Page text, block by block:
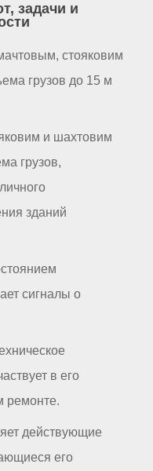
задачи и
стояковим
грузов до 15 м
и шахтовим
грузов,
зданий
сигналы о
в его
ремонте.
действующие
его